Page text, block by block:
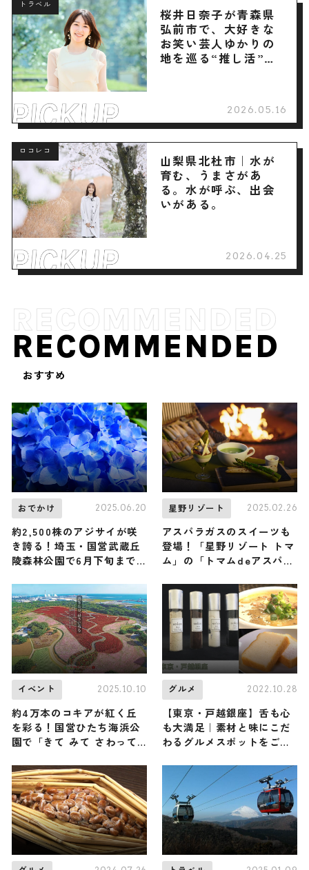
トラベル
桜井日奈子が青森県
弘前市で、大好きな
お笑い芸人ゆかりの
地を巡る“推し活”旅
2026.05.16
ロコレコ
山梨県北杜市｜水が
育む、うまさがあ
る。水が呼ぶ、出会
いがある。
2026.04.25
RECOMMENDED
おすすめ
おでかけ 2025.06.20
約2,500株のアジサイが咲
き誇る！埼玉・国営武蔵丘
陵森林公園で6月下旬まで
星野リゾート 2025.02.26
アスパラガスのスイーツも
登場！「星野リゾート トマ
ム」の「トマムdeアスパラ
スパラガスを食べ比べ
イベント 2025.10.10
約4万本のコキアが紅く丘
を彩る！国営ひたち海浜公
園で「きて みて さわって
｜茨城のご当地フードも多
数登場します♪
グルメ 2022.10.28
【東京・戸越銀座】舌も心
も大満足｜素材と味にこだ
わるグルメスポットをご紹